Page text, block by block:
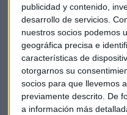
publicidad y contenido,
desarrollo de servicios.
nuestros socios podemos
geográfica precisa e
características de
otorgarnos su
socios para que llevemos
previamente descrito. De
a información más
La entidad ha presentado
de crecimiento para
economías proyecta una
banco el escenario de
consumo, la inversión, el
la vivienda juegan a favor
negocio las bajadas